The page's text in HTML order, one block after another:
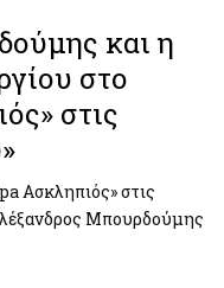
και η
στο
στις
Ασκληπιός» στις
Μπουρδούμης